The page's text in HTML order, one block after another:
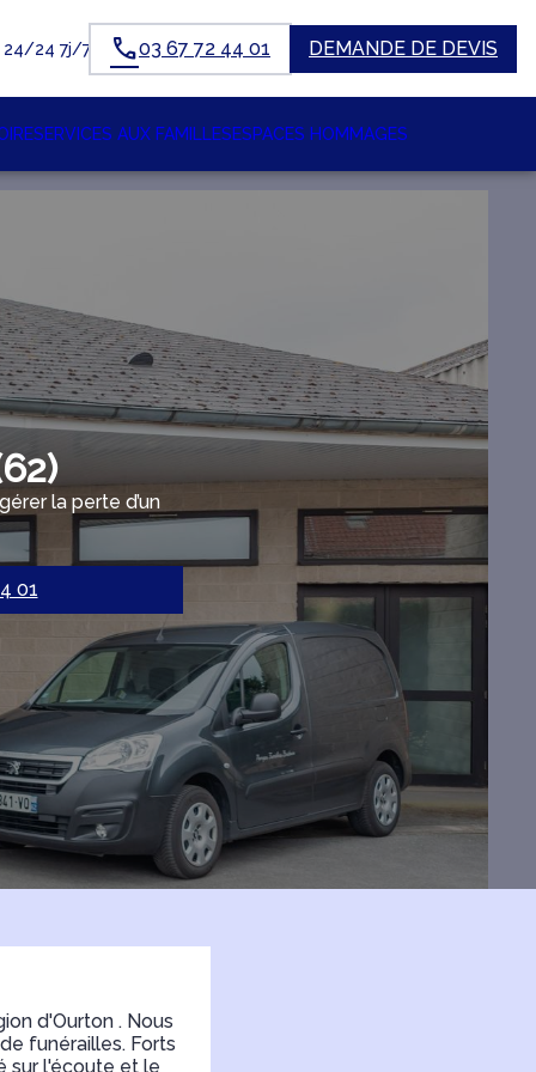
24/24 7j/7 03 67 72 44 01 DEMANDE DE DEVIS
SERVICES AUX FAMILLESESPACES HOMMAGES
la perte d’un
01
d'Ourton . Nous
funérailles. Forts
sur l'écoute et le